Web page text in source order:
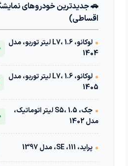
🚗 جدیدترین خودروهای
اقساطی)
•
لوکانو، L7، 1.6 لیتر توربو، مدل
1404
•
لوکانو، L7، 1.6 لیتر توربو، مدل
1405
•
جک، S5، 1.5 لیتر اتوماتیک،
مدل 1402
• پراید، 111، SE، مدل 1397